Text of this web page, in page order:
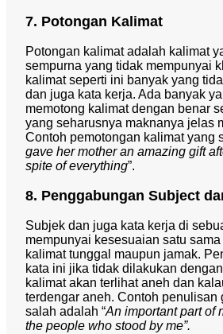
7. Potongan Kalimat
Potongan kalimat adalah kalimat
sempurna yang tidak mempunyai
kalimat seperti ini banyak yang
dan juga kata kerja. Ada banyak
memotong kalimat dengan benar
yang seharusnya maknanya jelas
Contoh pemotongan kalimat yang
gave her mother an amazing gift
spite of everything”.
8. Penggabungan Subject
Subjek dan juga kata kerja di
mempunyai kesesuaian satu
kalimat tunggal maupun jamak.
kata ini jika tidak dilakukan
kalimat akan terlihat aneh dan
terdengar aneh. Contoh penulisan
salah adalah “An important part of
the people who stood by me”.